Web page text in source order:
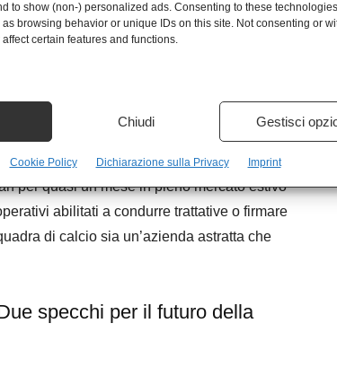
to show (non-) personalized ads. Consenting to these
browsing behavior or unique IDs on this site. Not consenting or
certain features and functions.
Chiudi Gestisci
Cookie Policy Dichiarazione sulla Privacy Imprint
dagli algoritmi delle grandi franchigie
dopo il pesante ko interno contro il
Cardinale ha usato il
l’AD
e il DT
legittima scelta di voler cambiare rotta, ma
per quasi un mese in pieno mercato estivo
abilitati a condurre trattative o firmare
di calcio sia un’azienda astratta che
specchi per il futuro della